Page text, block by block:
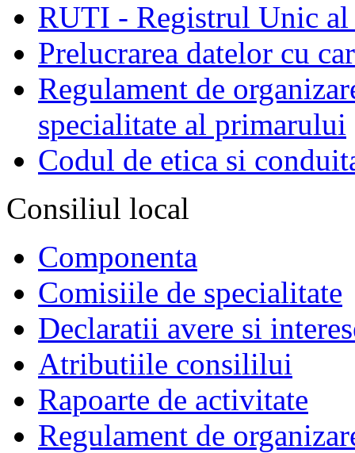
RUTI - Registrul Unic al
Prelucrarea datelor cu
Regulament de
specialitate al primarului
Codul de etica si
Consiliul local
Componenta
Comisiile de specialitate
Declaratii avere si
Atributiile consililui
Rapoarte de activitate
Regulament de